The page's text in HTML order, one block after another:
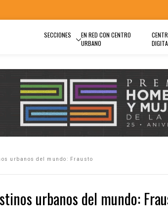
SECCIONES
EN RED CON CENTRO
URBANO
urbanos del mundo: Frausto
urbanos del mundo: